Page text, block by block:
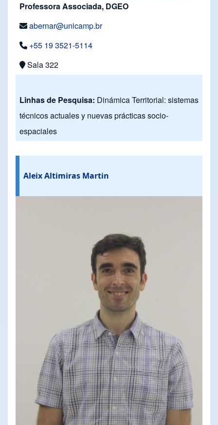
Professora Associada, DGEO
abernar@unicamp.br
+55 19 3521-5114
Sala 322
Linhas de Pesquisa: Dinámica Territorial: sistemas
técnicos actuales y nuevas prácticas socio-
espaciales
Aleix Altimiras Martin